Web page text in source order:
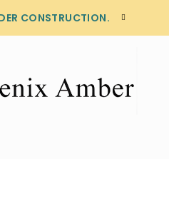
CONSTRUCTION.